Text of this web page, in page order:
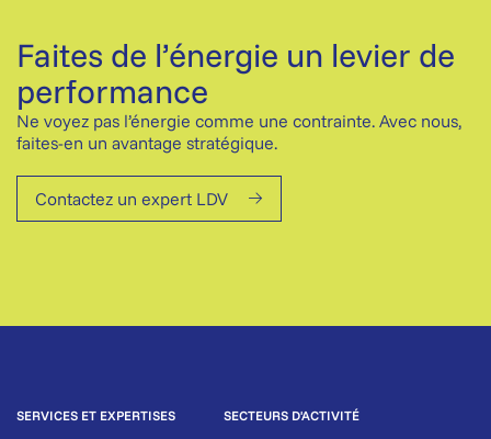
Faites de l’énergie un levier de
performance
Ne voyez pas l’énergie comme une contrainte. Avec nous,
faites-en un avantage stratégique.
Contactez un expert LDV
SERVICES ET EXPERTISES SECTEURS D'ACTIVITÉ